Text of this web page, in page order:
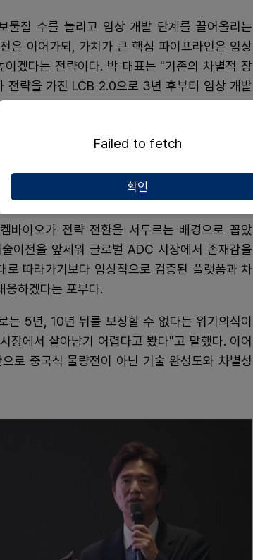
물질 수를 늘리고 임상 개발 단계를 끌어올리는
은 이어가되, 가치가 큰 핵심 파이프라인은 임상
겠다는 전략이다. 박 대표는 "기존의 차별적 장
전략을 가진 LCB 2.0으로 3년 후부터 임상 개발
이오는 기존 콘쥬올과 Pro-PBD 등 ADC 플랫
항체 ADC 등 차세대 기술을 고도화할 계획이
세계적으로도 퍼스트인클래스의 고유한 차별적
리가 없다"고 강조했다.
이오가 전략 전환을 서두르는 배경으로 꼽았
이전을 앞세워 글로벌 ADC 시장에서 존재감을
따라가기보다 임상적으로 검증된 플랫폼과 차
응하겠다는 포부다.
는 5년, 10년 뒤를 보장할 수 없다는 위기의식이
에서 살아남기 어렵다고 봤다"고 말했다. 이어
로 중국식 물량전이 아닌 기술 완성도와 차별성
Failed to fetch
확인